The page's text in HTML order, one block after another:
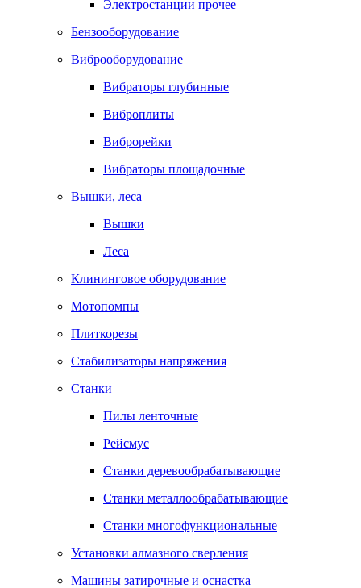
Электростанции прочее
Бензооборудование
Виброоборудование
Вибраторы глубинные
Виброплиты
Виброрейки
Вибраторы площадочные
Вышки, леса
Вышки
Леса
Клининговое оборудование
Мотопомпы
Плиткорезы
Стабилизаторы напряжения
Станки
Пилы ленточные
Рейсмус
Станки деревообрабатывающие
Станки металлообрабатывающие
Станки многофункциональные
Установки алмазного сверления
Машины затирочные и оснастка